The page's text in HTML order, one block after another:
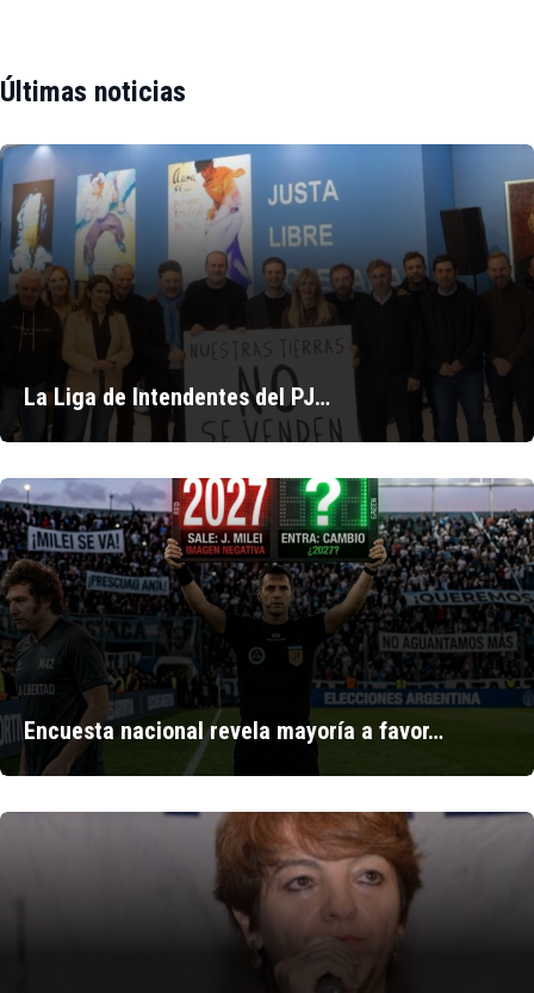
Últimas noticias
La Liga de Intendentes del PJ…
Encuesta nacional revela mayoría a favor…